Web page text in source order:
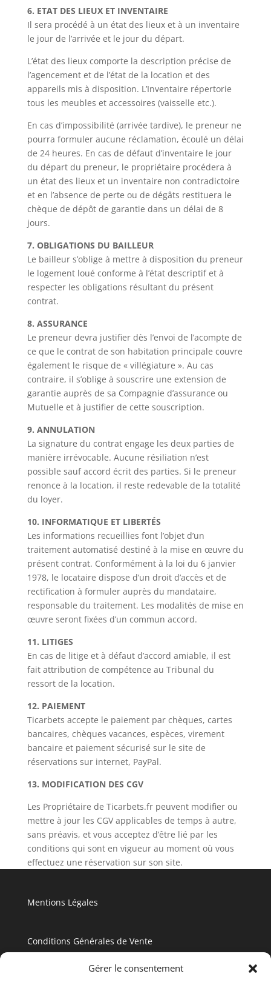
Gérer le consentement
6. ETAT DES LIEUX ET INVENTAIRE
Il sera procédé à un état des lieux et à un inventaire
le jour de l’arrivée et le jour du départ.
L’état des lieux comporte la description précise de
l’agencement et de l’état de la location et des
appareils mis à disposition. L’Inventaire répertorie
tous les meubles et accessoires (vaisselle etc.).
En cas d’impossibilité (arrivée tardive), le preneur ne
pourra formuler aucune réclamation, écoulé un délai
de 24 heures. En cas de défaut d’inventaire le jour
du départ du preneur, le propriétaire procédera à
un état des lieux et un inventaire non contradictoire
et en l’absence de perte ou de dégâts restituera le
chèque de dépôt de garantie dans un délai de 8
jours.
7. OBLIGATIONS DU BAILLEUR
Le bailleur s’oblige à mettre à disposition du preneur
le logement loué conforme à l’état descriptif et à
respecter les obligations résultant du présent
contrat.
8. ASSURANCE
Le preneur devra justifier dès l’envoi de l’acompte de
ce que le contrat de son habitation principale couvre
également le risque de « villégiature ». Au cas
contraire, il s’oblige à souscrire une extension de
garantie auprès de sa Compagnie d’assurance ou
Mutuelle et à justifier de cette souscription.
9. ANNULATION
La signature du contrat engage les deux parties de
manière irrévocable. Aucune résiliation n’est
possible sauf accord écrit des parties. Si le preneur
renonce à la location, il reste redevable de la totalité
du loyer.
10. INFORMATIQUE ET LIBERTÉS
Les informations recueillies font l’objet d’un
traitement automatisé destiné à la mise en œuvre du
présent contrat. Conformément à la loi du 6 janvier
1978, le locataire dispose d’un droit d’accès et de
rectification à formuler auprès du mandataire,
responsable du traitement. Les modalités de mise en
œuvre seront fixées d’un commun accord.
11. LITIGES
En cas de litige et à défaut d’accord amiable, il est
fait attribution de compétence au Tribunal du
ressort de la location.
12. PAIEMENT
Ticarbets accepte le paiement par chèques, cartes
bancaires, chèques vacances, espèces, virement
bancaire et paiement sécurisé sur le site de
réservations sur internet, PayPal.
13. MODIFICATION DES CGV
Les Propriétaire de Ticarbets.fr peuvent modifier ou
mettre à jour les CGV applicables de temps à autre,
sans préavis, et vous acceptez d’être lié par les
conditions qui sont en vigueur au moment où vous
effectuez une réservation sur son site.
Mentions Légales
Conditions Générales de Vente